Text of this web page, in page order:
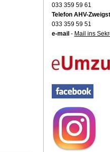
033 359 59 61
Telefon AHV-
033 359 59 51
e-mail - Mail ins